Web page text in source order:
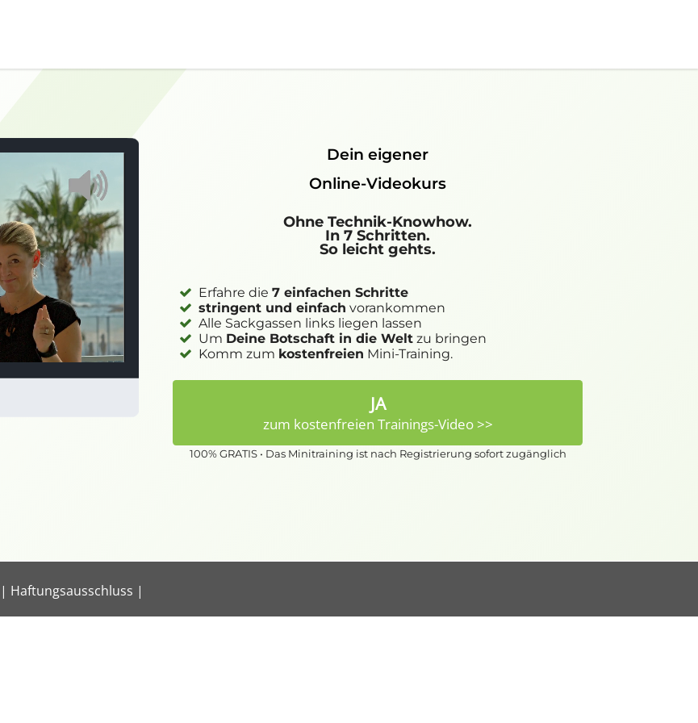
Dein eigener
Online-Videokurs
Ohne Technik-Knowhow.
In 7 Schritten.
So leicht gehts.
Erfahre die7 einfachen Schritte
stringent und einfach vorankommen
Alle Sackgassen links liegen lassen
Um Deine Botschaft in die Welt zu bringen
Komm zum kostenfreien Mini-Training.
JA
zum kostenfreien Trainings-Video >>
100% GRATIS • Das Minitraining ist nach Registrierung sofort zugänglich
| Haftungsausschluss |